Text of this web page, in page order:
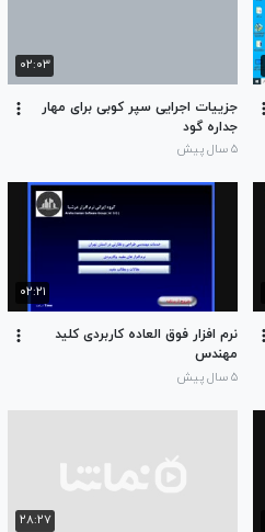
۰۲:۰۳
جزییات اجرایی سپر کوبی برای مهار
جداره گود
۵ سال پیش
۰۲:۲۱
نرم افزار فوق العاده کاربردی کلید
مهندس
۵ سال پیش
۲۸:۲۷